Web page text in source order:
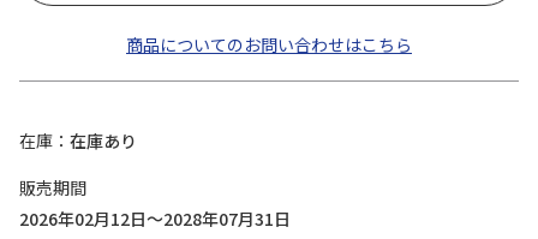
商品についてのお問い合わせはこちら
在庫
在庫あり
販売期間
2026年02月12日～2028年07月31日